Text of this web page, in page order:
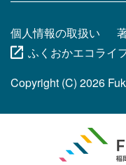
個人情報の取扱い
ふくおかエコライ
Copyright (C) 2026